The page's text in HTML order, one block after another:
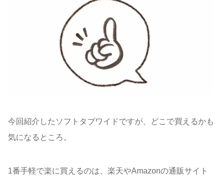
今回紹介したソフトタブワイドですが、どこで買えるかも
気になるところ。
1番手軽で楽に買えるのは、楽天やAmazonの通販サイト